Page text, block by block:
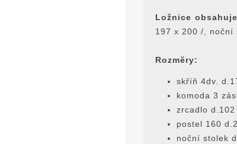
Ložnice
197 x 200 /, noční
Rozmĕry:
skříň 4dv.
komoda 3
zrcadlo d.102
postel 160
noční stolek